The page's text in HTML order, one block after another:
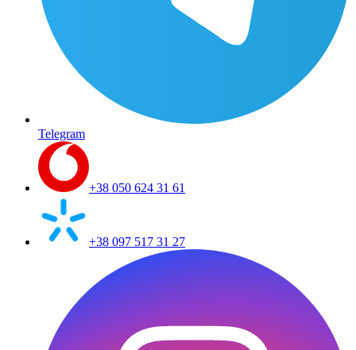
Telegram
+38 050 624 31 61
+38 097 517 31 27